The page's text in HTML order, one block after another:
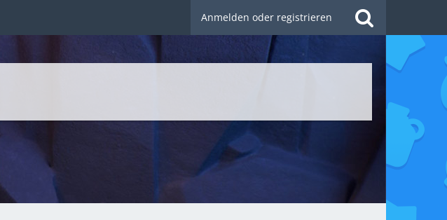
Anmelden oder registrieren